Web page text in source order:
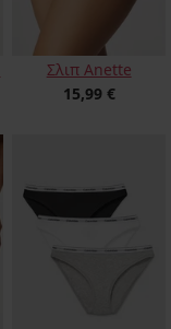
Σλιπ Anette
15,99 €